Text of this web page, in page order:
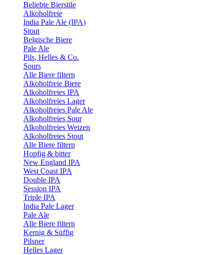
Beliebte Bierstile
Alkoholfreie
India Pale Ale (IPA)
Stout
Belgische Biere
Pale Ale
Pils, Helles & Co.
Sours
Alle Biere filtern
Alkoholfreie Biere
Alkoholfreies IPA
Alkoholfreies Lager
Alkoholfreies Pale Ale
Alkoholfreies Sour
Alkoholfreies Weizen
Alkoholfreies Stout
Alle Biere filtern
Hopfig & bitter
New England IPA
West Coast IPA
Double IPA
Session IPA
Triple IPA
India Pale Lager
Pale Ale
Alle Biere filtern
Kernig & Süffig
Pilsner
Helles Lager